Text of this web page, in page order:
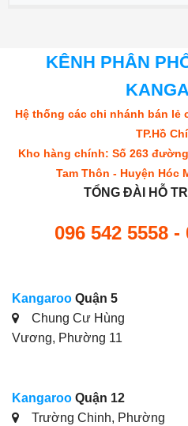
KÊNH PHÂN
Hệ thống các chi nhánh bán lẻ
TP.Hồ
Kho hàng chính: Số 263
Tam Thôn - Huyện Hóc
TỔNG ĐÀI HỖ
096 542 5558 -
Kangaroo Quận 5
Chung Cư Hùng
Vương, Phường 11
Kangaroo Quận 12
Trường Chinh, Phường